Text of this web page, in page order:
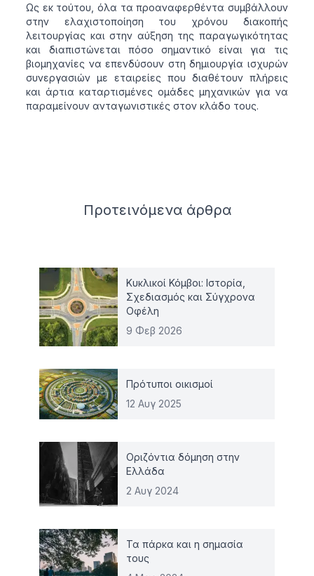
Ως εκ τούτου, όλα τα προαναφερθέντα συμβάλλουν
στην ελαχιστοποίηση του χρόνου διακοπής
λειτουργίας και στην αύξηση της παραγωγικότητας
και διαπιστώνεται πόσο σημαντικό είναι για τις
βιομηχανίες να επενδύσουν στη δημιουργία ισχυρών
συνεργασιών με εταιρείες που διαθέτουν πλήρεις
και άρτια καταρτισμένες ομάδες μηχανικών για να
παραμείνουν ανταγωνιστικές στον κλάδο τους.
Προτεινόμενα άρθρα
Κυκλικοί Κόμβοι: Ιστορία,
Σχεδιασμός και Σύγχρονα
Οφέλη
9 Φεβ 2026
Πρότυποι οικισμοί
12 Αυγ 2025
Οριζόντια δόμηση στην
Ελλάδα
2 Αυγ 2024
Τα πάρκα και η σημασία
τους